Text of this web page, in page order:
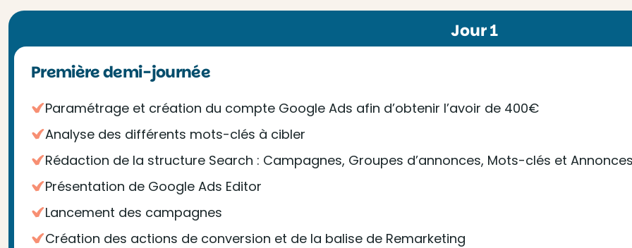
Jour 1
Première demi-journée
Paramétrage et création du compte Google Ads afin d’obtenir l’avoir de 400€
Analyse des différents mots-clés à cibler
Rédaction de la structure Search : Campagnes, Groupes d’annonces, Mots-clés et
Présentation de Google Ads Editor
Lancement des campagnes
Création des actions de conversion et de la balise de Remarketing